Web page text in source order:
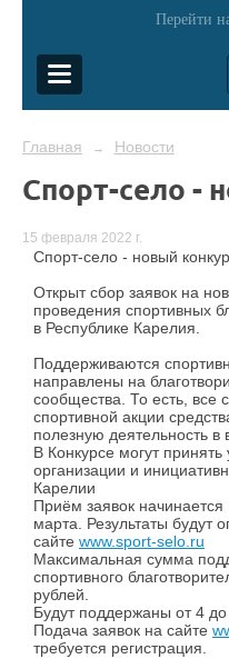
Перейти
Главная → Новости
Спорт-село -
15 февраля 2022 г.
Спорт-село - новый
Открыт сбор заявок на
проведения спортивных
в Республике Карелия.
Поддерживаются
направлены на
сообщества. То есть, все
спортивной акции
полезную деятельность
В Конкурсе могут
организации и
Карелии
Приём заявок
марта. Результаты будут
сайте www.sport-selo.ru
Максимальная сумма
спортивного
рублей.
Будут поддержаны от 4
Подача заявок на сайте
требуется регистрация.